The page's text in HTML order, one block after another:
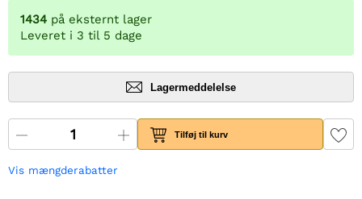
1434 på eksternt lager
Leveret i 3 til 5 dage
Lagermeddelelse
Tilføj til kurv
Vis mængderabatter